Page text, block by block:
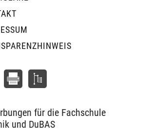
für die Fachschule
und DuBAS